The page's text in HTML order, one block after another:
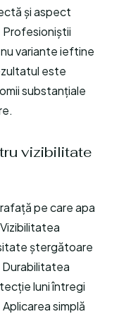
și aspect
Profesioniștii
variante ieftine
este
substanțiale
vizibilitate
pe care apa
ștergătoare
luni întregi
simplă